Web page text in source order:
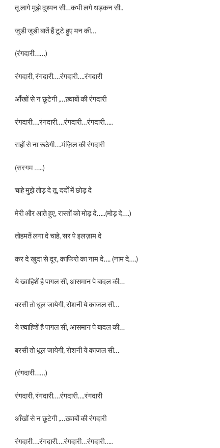
तू लागे मुझे दुश्मन सी…कभी लगे धड़कन सी..
जुडी जुडी बातें हैं टूटे हुए मन की…
(रंगदारी……)
रंगदारी, रंगदारी….रंगदारी….रंगदारी
आँखों से न छूटेगी ,…ख़्वाबों की रंगदारी
रंगदारी….रंगदारी….रंगदारी…रंगदारी…..
राहों से ना रूठेगी….मंज़िल की रंगदारी
(सरगम …..)
चाहे मुझे तोड़ दे तू, दर्दों में छोड़ दे
मेरी और आते हुए, रास्तों को मोड़ दे…..(मोड़ दे….)
तोहमतें लगा दे चाहे, सर पे इलज़ाम दे
कर दे खुदा से दूर, काफिरो का नाम दे…. (नाम दे….)
ये ख्वाहिशें है पागल सी, आसमान पे बादल की…
बरसी तो धूल जायेगी, रोशनी ये काजल सी…
ये ख्वाहिशें है पागल सी, आसमान पे बादल की…
बरसी तो धूल जायेगी, रोशनी ये काजल सी…
(रंगदारी……)
रंगदारी, रंगदारी….रंगदारी….रंगदारी
आँखों से न छूटेगी ,…ख़्वाबों की रंगदारी
रंगदारी….रंगदारी….रंगदारी…रंगदारी…..